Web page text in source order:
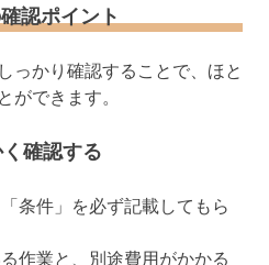
認ポイント
っかり確認することで、ほと
ができます。
確認する
条件」を必ず記載してもら
作業と、別途費用がかかる